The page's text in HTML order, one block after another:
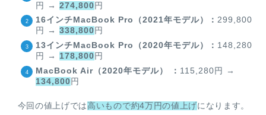
円 → 274,800 円
16インチMacBook Pro（2021年モデル）： 299,800
円 → 338,800 円
13インチMacBook Pro（2020年モデル）： 148,280
円 → 178,800 円
MacBook Air（2020年モデル） ： 115,280円 →
134,800 円
今回の値上げでは 高いもので約4万円の値上げ になります。